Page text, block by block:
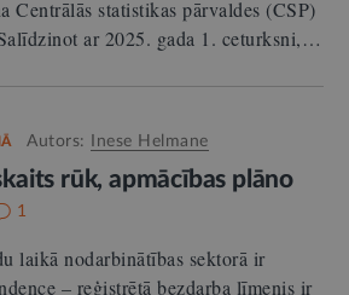
Centrālās statistikas pārvaldes (CSP)
ar 2025. gada 1. ceturksni,…
Autors: Inese Helmane
rūk, apmācības plāno
1
laikā nodarbinātības sektorā ir
– reģistrētā bezdarba līmenis ir